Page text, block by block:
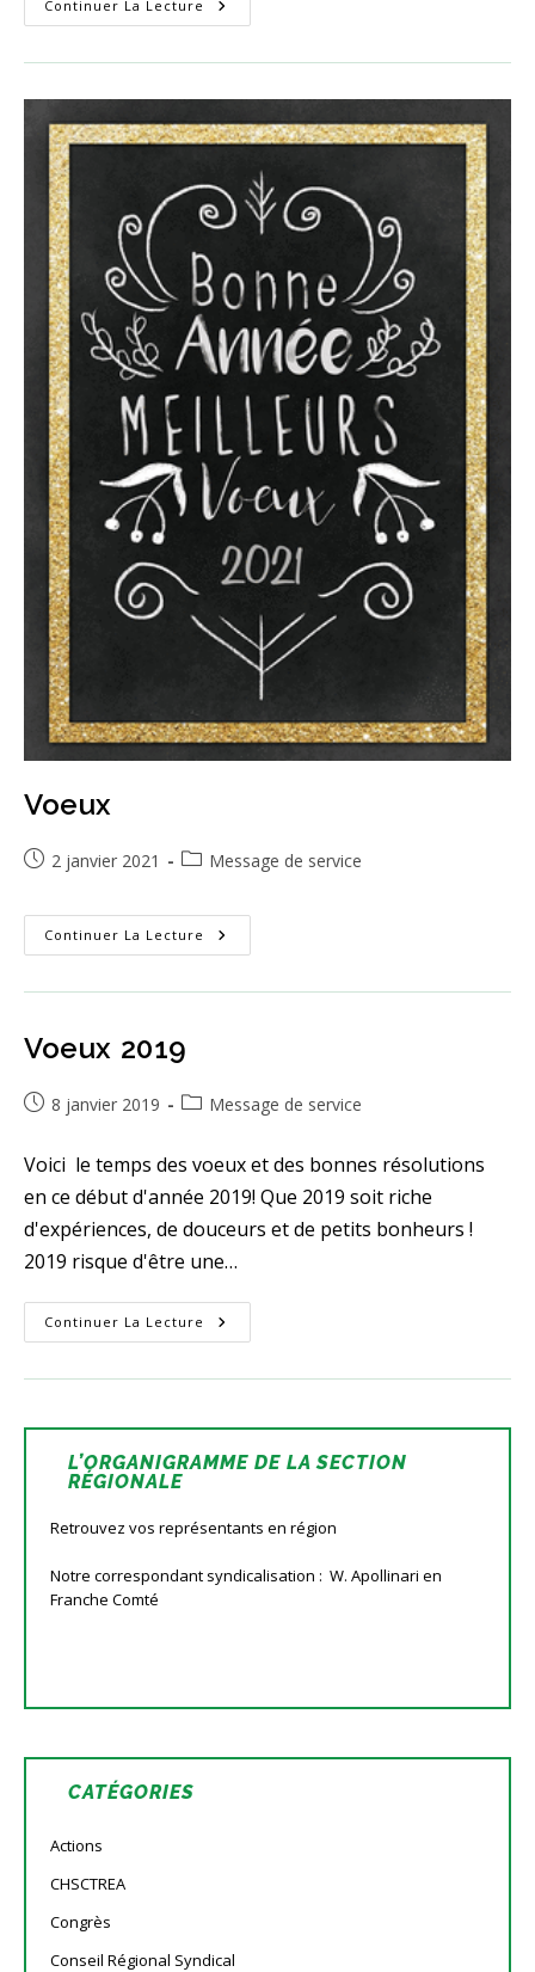
Continuer La Lecture Bonne
Rentrée
Voeux
Publication
2 janvier 2021
PostMessage de service
Continuer La Lecture Voeux
Voeux 2019
Publication
8 janvier 2019
PostMessage de service
Voici le temps des voeux et des bonnes résolutions
en ce début d'année 2019! Que 2019 soit riche
d'expériences, de douceurs et de petits bonheurs !
2019 risque d'être une…
Continuer La Lecture Voeux
2019
L’ORGANIGRAMME DE LA SECTION
RÉGIONALE
Retrouvez vos représentants en région
Notre correspondant syndicalisation : W. Apollinari en
Franche Comté
CATÉGORIES
Actions
CHSCTREA
Congrès
Conseil Régional Syndical